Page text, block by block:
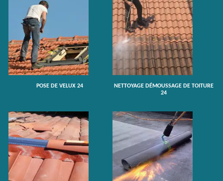
POSE DE VELUX 24
NETTOYAGE DÉMOUSSAGE DE TOITURE
24